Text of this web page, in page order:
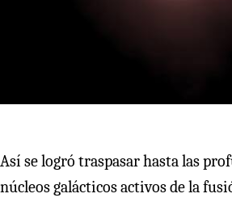
Así se logró traspasar hasta las
núcleos galácticos activos de la